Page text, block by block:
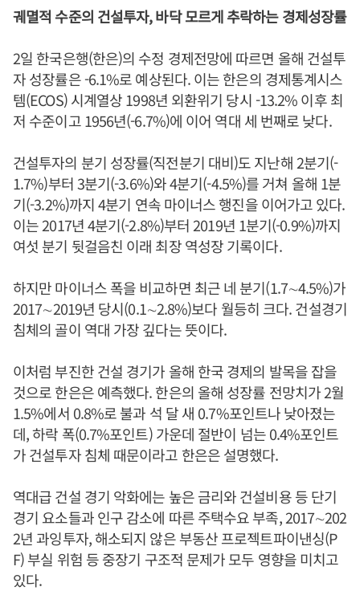
궤멸적 수준의 건설투자, 바닥 모르게 추락하는 경제성장률
2일 한국은행(한은)의 수정 경제전망에 따르면 올해 건설투
자 성장률은 -6.1%로 예상된다. 이는 한은의 경제통계시스
템(ECOS) 시계열상 1998년 외환위기 당시 -13.2% 이후 최
저 수준이고 1956년(-6.7%)에 이어 역대 세 번째로 낮다.
건설투자의 분기 성장률(직전분기 대비)도 지난해 2분기(-
1.7%)부터 3분기(-3.6%)와 4분기(-4.5%)를 거쳐 올해 1분
기(-3.2%)까지 4분기 연속 마이너스 행진을 이어가고 있다.
이는 2017년 4분기(-2.8%)부터 2019년 1분기(-0.9%)까지
여섯 분기 뒷걸음친 이래 최장 역성장 기록이다.
하지만 마이너스 폭을 비교하면 최근 네 분기(1.7∼4.5%)가
2017∼2019년 당시(0.1∼2.8%)보다 월등히 크다. 건설경기
침체의 골이 역대 가장 깊다는 뜻이다.
이처럼 부진한 건설 경기가 올해 한국 경제의 발목을 잡을
것으로 한은은 예측했다. 한은의 올해 성장률 전망치가 2월
1.5%에서 0.8%로 불과 석 달 새 0.7%포인트나 낮아졌는
데, 하락 폭(0.7%포인트) 가운데 절반이 넘는 0.4%포인트
가 건설투자 침체 때문이라고 한은은 설명했다.
역대급 건설 경기 악화에는 높은 금리와 건설비용 등 단기
경기 요소들과 인구 감소에 따른 주택수요 부족, 2017∼202
2년 과잉투자, 해소되지 않은 부동산 프로젝트파이낸싱(P
F) 부실 위험 등 중장기 구조적 문제가 모두 영향을 미치고
있다.